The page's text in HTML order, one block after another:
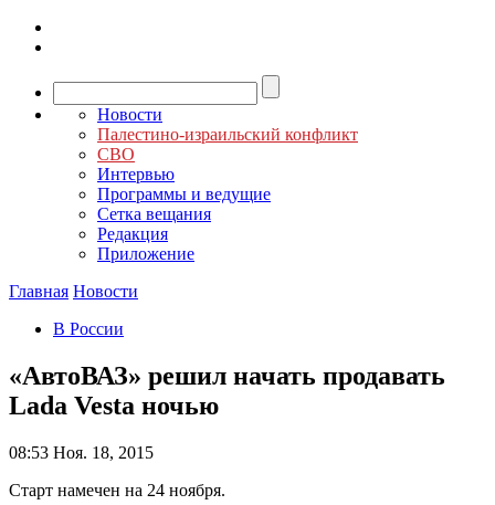
Новости
Палестино-израильский конфликт
СВО
Интервью
Программы и ведущие
Сетка вещания
Редакция
Приложение
Главная Новости
В России
«АвтоВАЗ» решил начать продавать
Lada Vesta ночью
08:53 Ноя. 18, 2015
Старт намечен на 24 ноября.